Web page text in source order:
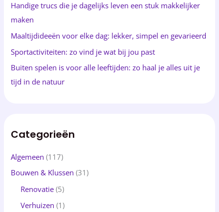
a
r
:
Handige trucs die je dagelijks leven een stuk makkelijker
maken
Maaltijdideeën voor elke dag: lekker, simpel en gevarieerd
Sportactiviteiten: zo vind je wat bij jou past
Buiten spelen is voor alle leeftijden: zo haal je alles uit je
tijd in de natuur
Categorieën
Algemeen (117)
Bouwen & Klussen (31)
Renovatie (5)
Verhuizen (1)